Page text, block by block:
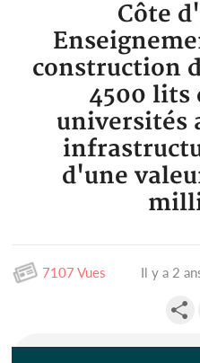
Côte
construction
4500 lits
universités
d'une
7107 Vues Il y a 2